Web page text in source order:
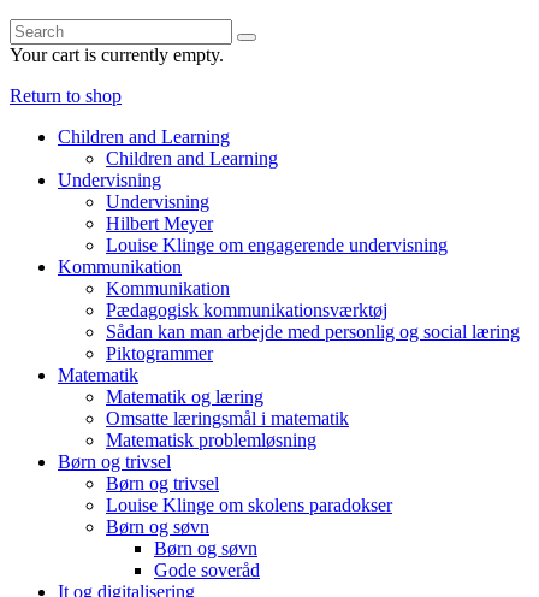
Your cart is currently empty.
Return to shop
Children and Learning
Children and Learning
Undervisning
Undervisning
Hilbert Meyer
Louise Klinge om engagerende undervisning
Kommunikation
Kommunikation
Pædagogisk kommunikationsværktøj
Sådan kan man arbejde med personlig og social læring
Piktogrammer
Matematik
Matematik og læring
Omsatte læringsmål i matematik
Matematisk problemløsning
Børn og trivsel
Børn og trivsel
Louise Klinge om skolens paradokser
Børn og søvn
Børn og søvn
Gode soveråd
It og digitalisering